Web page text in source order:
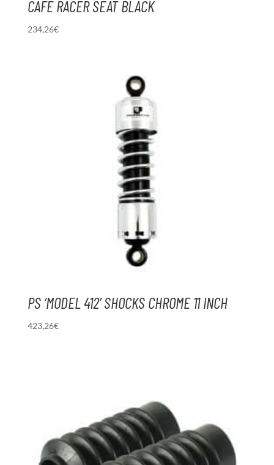
CAFE RACER SEAT BLACK
234,26€
PS ‘MODEL 412’ SHOCKS CHROME 11 INCH
423,26€